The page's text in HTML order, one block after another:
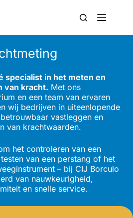
specialist in het meten en
van kracht. Met ons
en een team van ervaren
wij bedrijven in uiteenlopende
vastleggen en
van krachtwaarden.
het controleren van een
van een perstang of het
– bij CIJ Borculo
van nauwkeurigheid,
en snelle service.